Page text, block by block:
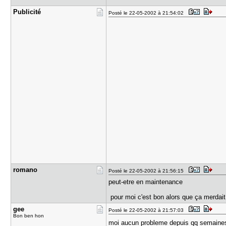
Publicité Posté le 22-05-2002 à 21:54:02
romano Posté le 22-05-2002 à 21:56:15
peut-etre en maintenance
pour moi c'est bon alors que ça
gee
Bon ben hon
Posté le 22-05-2002 à 21:57:03
moi aucun probleme depuis qq